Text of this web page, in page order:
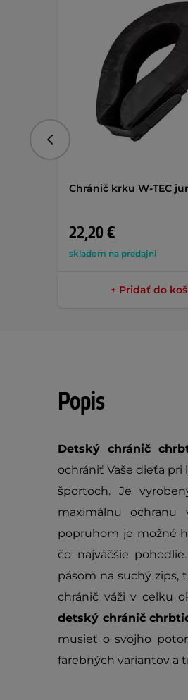
Chránič krku W-TEC
22,20 €
skladom na predajni
+ Pridať do
Predchádzajúce
Popis
Detský chránič
ochrániť Vaše dieťa
športoch. Je
maximálnu ochranu
popruhom je možné
čo najväčšie
pásom na suchý zips,
chránič váži v celku
detský chránič
musieť o svojho
farebných variantov a